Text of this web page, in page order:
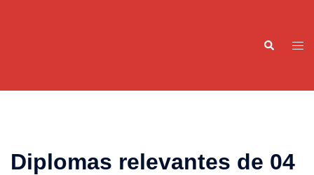
Pesquisar
Diplomas relevantes de 04